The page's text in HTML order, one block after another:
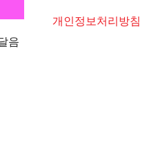
음
개인정보처리방침